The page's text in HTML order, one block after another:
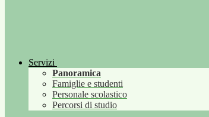
Servizi
Panoramica
Famiglie e studenti
Personale scolastico
Percorsi di studio